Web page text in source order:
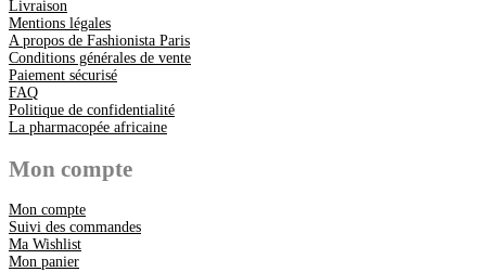
Livraison
Mentions légales
A propos de Fashionista Paris
Conditions générales de vente
Paiement sécurisé
FAQ
Politique de confidentialité
La pharmacopée africaine
Mon compte
Mon compte
Suivi des commandes
Ma Wishlist
Mon panier